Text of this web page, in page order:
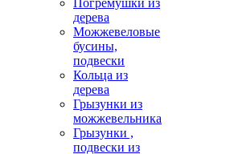
Погремушки из
дерева
Можжевеловые
бусины,
подвески
Кольца из
дерева
Грызунки из
можжевельника
Грызунки ,
подвески из